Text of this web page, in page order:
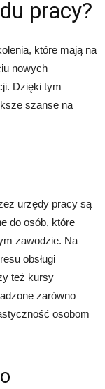
pracy?
które mają na
nowych
Dzięki tym
szanse na
urzędy pracy są
do osób, które
zawodzie. Na
obsługi
też kursy
zarówno
osobom